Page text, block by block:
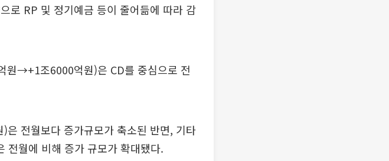
로 RP 및 정기예금 등이 줄어듦에 따라 감
원→+1조6000억원)은 CD를 중심으로 전
전월보다 증가규모가 축소된 반면, 기타
월에 비해 증가 규모가 확대됐다.